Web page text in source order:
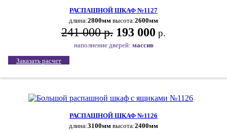
РАСПАШНОЙ ШКАФ №1127
длина:2800мм высота:2600мм
241 000 р. 193 000 р.
наполнение дверей: массив
Заказать расчет
РАСПАШНОЙ ШКАФ №1126
длина:3100мм высота:2400мм